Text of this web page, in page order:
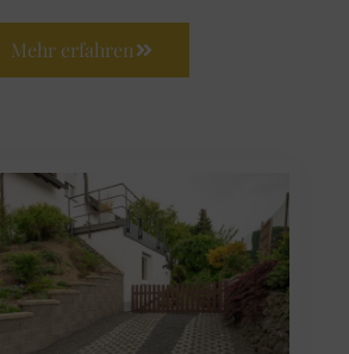
Mehr erfahren